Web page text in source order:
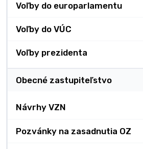
Voľby do europarlamentu
Voľby do VÚC
Voľby prezidenta
Obecné zastupiteľstvo
Návrhy VZN
Pozvánky na zasadnutia OZ